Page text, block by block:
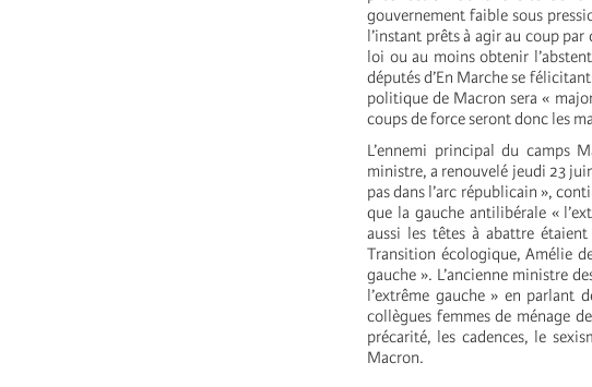
gouvernement faible sous
l’instant prêts à agir au coup
loi ou au moins obtenir
députés d’En Marche se
politique de Macron sera «
coups de force seront donc les
L’ennemi principal du camps
ministre, a renouvelé jeudi 23
pas dans l’arc républicain »,
que la gauche antilibérale «
aussi les têtes à abattre
Transition écologique, Amélie
gauche ». L’ancienne ministre
l’extrême gauche » en parlant
collègues femmes de ménage
précarité, les cadences, le
Macron.